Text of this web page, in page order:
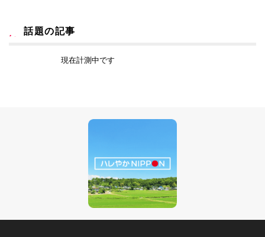
話題の記事
現在計測中です